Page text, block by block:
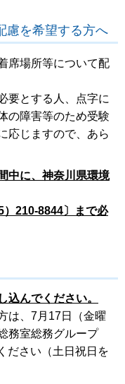
慮を希望する方へ
席場所等について配
要とする人、点字に
の障害等のため受験
応じますので、あら
中に、神奈川県環境
）210-8844〕まで必
込んでください。
は、7月17日（金曜
務室総務グループ
ださい（土日祝日を